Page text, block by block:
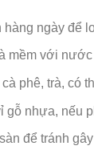
ngày để
mềm với
phê, trà, có
gỗ nhựa, nếu
để tránh